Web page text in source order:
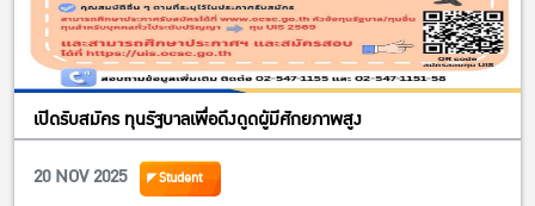
เปิดรับสมัคร ทุนรัฐบาลเพื่อดึงดูดผู้มีศักยภาพสูง
20 NOV 2025
Student